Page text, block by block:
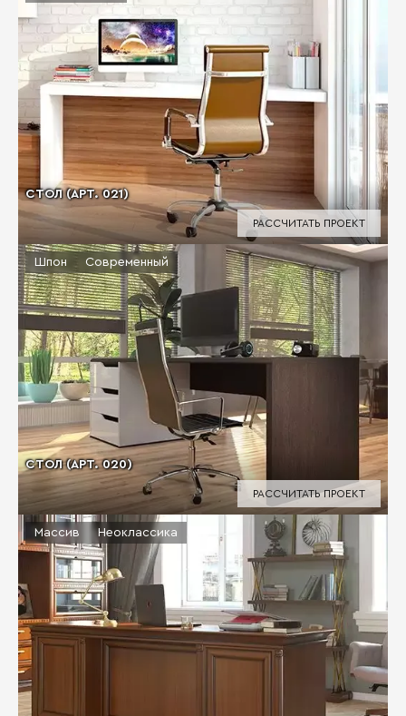
СТОЛ (АРТ. 021)
РАССЧИТАТЬ ПРОЕКТ
СТОЛ (АРТ. 020)
Шпон Современный
РАССЧИТАТЬ ПРОЕКТ
Массив Неоклассика